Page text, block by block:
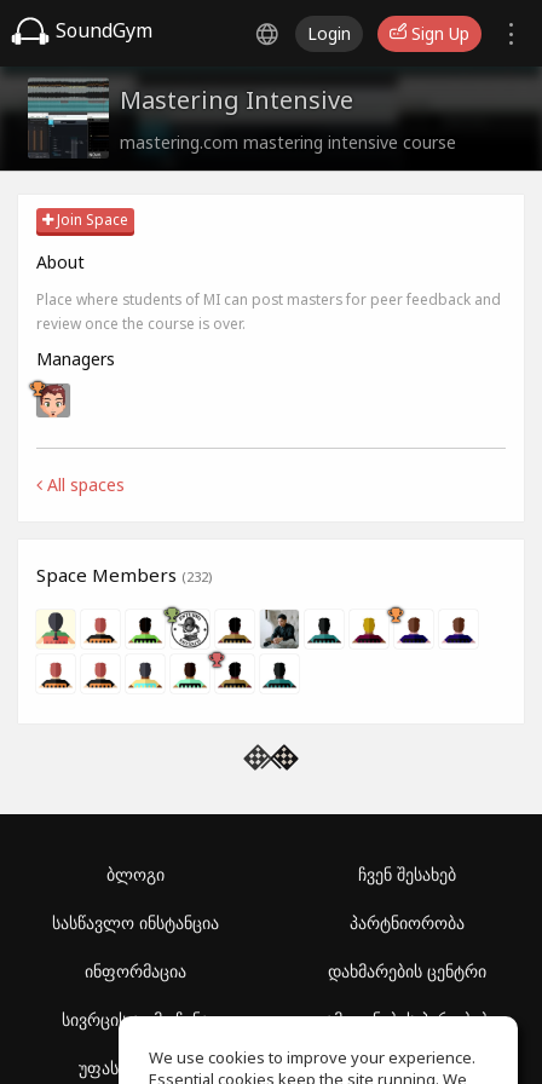
SoundGym Login Sign Up
Mastering Intensive
mastering.com mastering intensive course
Join Space
About
Place where students of MI can post masters for peer feedback and
review once the course is over.
Managers
All spaces
Space Members (232)
ბლოგი
სასწავლო ინსტანცია
ინფორმაცია
სივრცის აღმოჩენა
უფასო სკოლა
ჩვენ შესახებ
პარტნიორობა
დახმარების ცენტრი
გამოყენების პირობები
კონფიდენციალურობის
We use cookies to improve your experience.
Essential cookies keep the site running. We